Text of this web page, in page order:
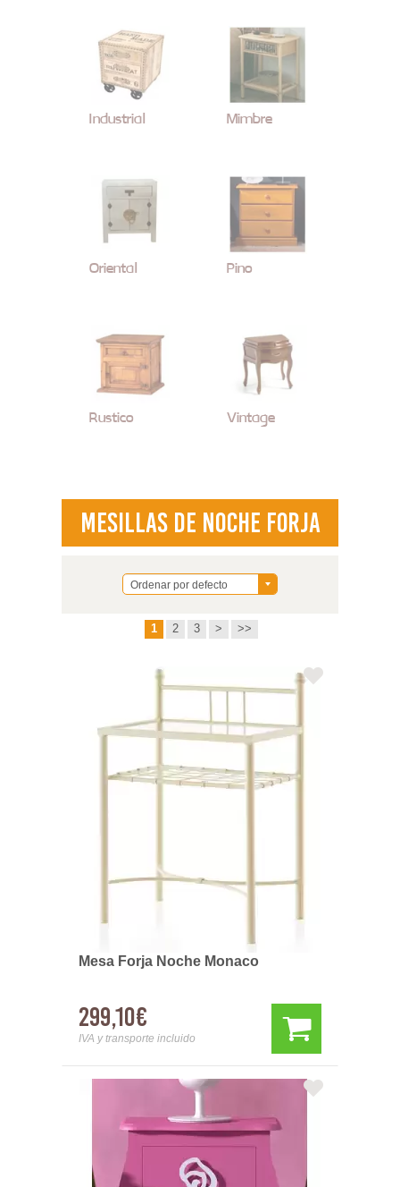
Industrial Mimbre
Oriental Pino
Rustico Vintage
Mesillas de Noche Forja
Ordenar por defecto
1 2 3 > >>
Mesa Forja Noche Monaco
299,10€
IVA y transporte incluido